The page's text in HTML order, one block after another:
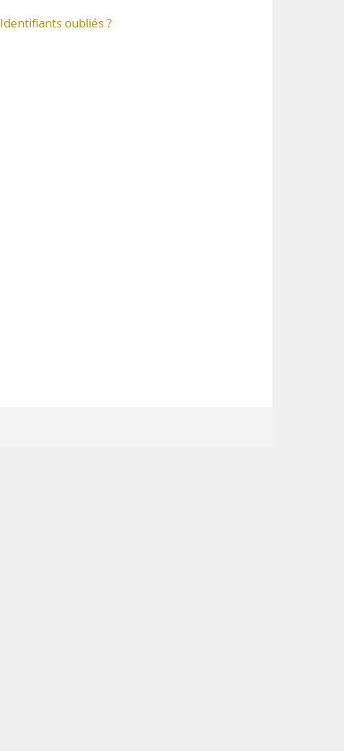
Identifiants oubliés ?